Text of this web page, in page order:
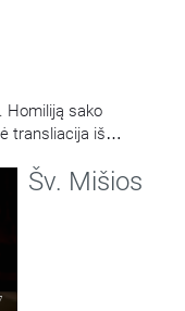
Homiliją sako
transliacija iš
Marijai koplyčios
Šv. Mišios